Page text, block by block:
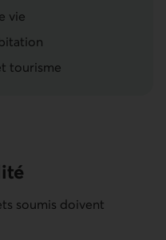
vie
tourisme
soumis doivent